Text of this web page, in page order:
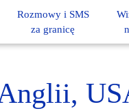
Rozmowy i SMS
za granicę